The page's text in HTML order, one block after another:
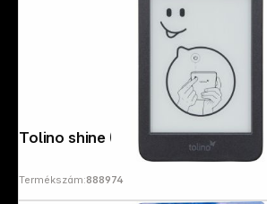
Tolino shine (5th Generation)
Termékszám:888974